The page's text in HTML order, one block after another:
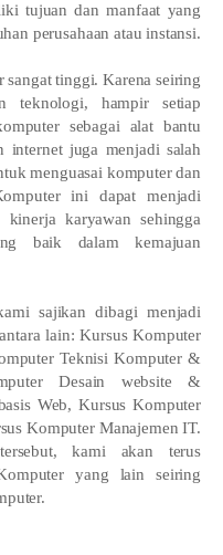
tujuan dan manfaat yang
perusahaan atau instansi.
sangat tinggi. Karena seiring
teknologi, hampir setiap
sebagai alat bantu
internet juga menjadi salah
menguasai komputer dan
ini dapat menjadi
karyawan sehingga
baik dalam kemajuan
sajikan dibagi menjadi
lain: Kursus Komputer
Teknisi Komputer &
Desain website &
Web, Kursus Komputer
Komputer Manajemen IT.
kami akan terus
yang lain seiring